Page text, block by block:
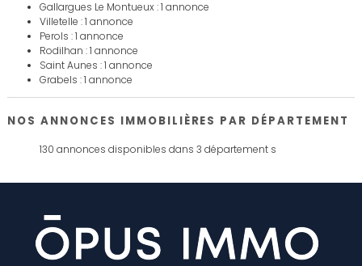
Gallargues Le Montueux : 1 annonce
Villetelle : 1 annonce
Perols : 1 annonce
Rodilhan : 1 annonce
Saint Aunes : 1 annonce
Grabels : 1 annonce
NOS ANNONCES IMMOBILIÈRES PAR DÉPARTEMENT
130 annonces disponibles dans 3 département s